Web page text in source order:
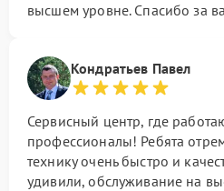
высшем уровне. Спасибо за
Кондратьев Павел
Сервисный центр, где
профессионалы! Ребята
технику очень быстро и
удивили, обслуживание на